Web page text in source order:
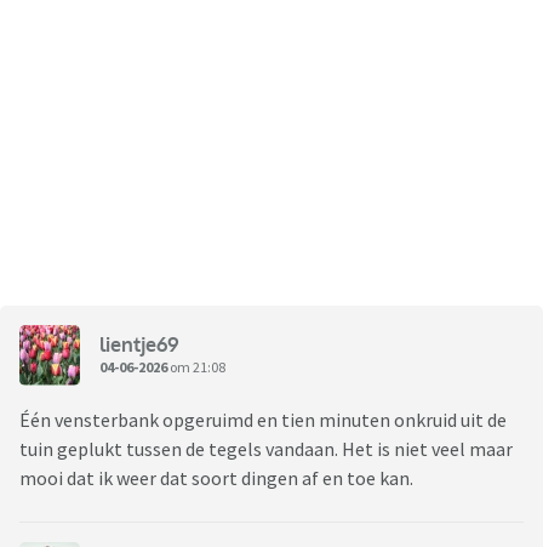
lientje69
04-06-2026om 21:08
Één vensterbank opgeruimd en tien minuten onkruid uit de
tuin geplukt tussen de tegels vandaan. Het is niet veel maar
mooi dat ik weer dat soort dingen af en toe kan.